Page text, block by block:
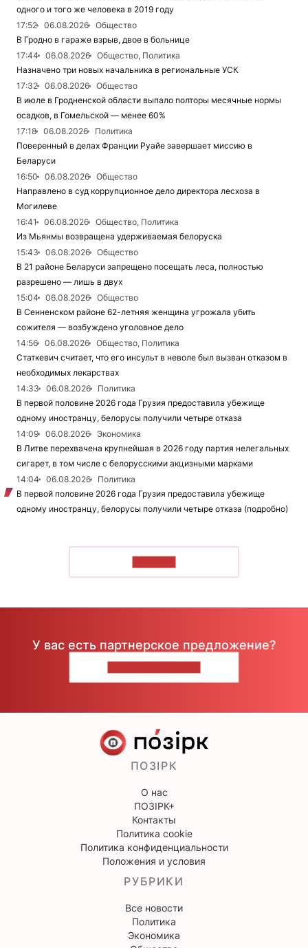
одного и того же человека в 2019 году
17:52
06.08.2026
Общество
В Гродно в гараже взрыв, двое в больнице
17:44
06.08.2026
Общество, Политика
Назначено три новых начальника в региональные УСК
17:32
06.08.2026
Общество
В июле в Гродненской области выпало полторы месячные нормы
осадков, в Гомельской — менее 60%
17:18
06.08.2026
Политика
Поверенный в делах Франции Руайе завершает миссию в
Беларуси
16:50
06.08.2026
Общество
Направлено в суд коррупционное дело директора лесхоза в
Могилеве
16:41
06.08.2026
Общество, Политика
Из Мьянмы возвращена удерживаемая белоруска
15:43
06.08.2026
Общество
В 21 районе Беларуси запрещено посещать леса, полностью
разрешено — лишь в двух
15:04
06.08.2026
Общество
В Сенненском районе 62-летняя женщина угрожала убить
сожителя — возбуждено уголовное дело
14:56
06.08.2026
Общество, Политика
Статкевич считает, что его инсульт в неволе был вызван отказом в
необходимых лекарствах
14:33
06.08.2026
Политика
В первой половине 2026 года Грузия предоставила убежище
одному иностранцу, белорусы получили четыре отказа
14:09
06.08.2026
Экономика
В Литве перехвачена крупнейшая в 2026 году партия нелегальных
сигарет, в том числе с белорусскими акцизными марками
14:04
06.08.2026
Политика
В первой половине 2026 года Грузия предоставила убежище
одному иностранцу, белорусы получили четыре отказа (подробно)
У вас есть партнерское предложение?
ПОЗІРК
О нас
ПОЗІРК+
Контакты
Политика cookie
Политика конфиденциальности
Положения и условия
РУБРИКИ
Все новости
Политика
Экономика